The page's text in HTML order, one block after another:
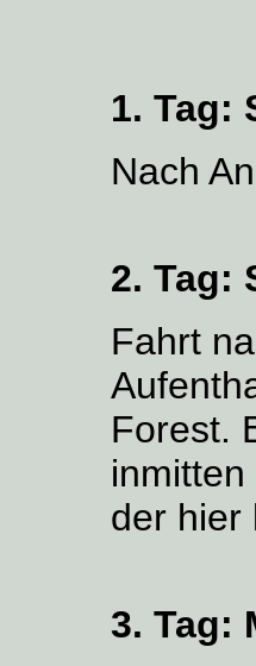
1. Tag:
Nach
2. Tag:
Fahrt
Forest.
der hier
3. Tag: